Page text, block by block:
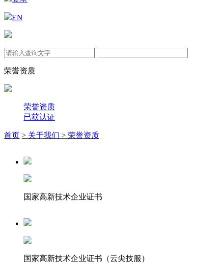
EN
荣誉资质
荣誉资质
已获认证
首页 > 关于我们 > 荣誉资质
国家高新技术企业证书
国家高新技术企业证书（云尖技服）